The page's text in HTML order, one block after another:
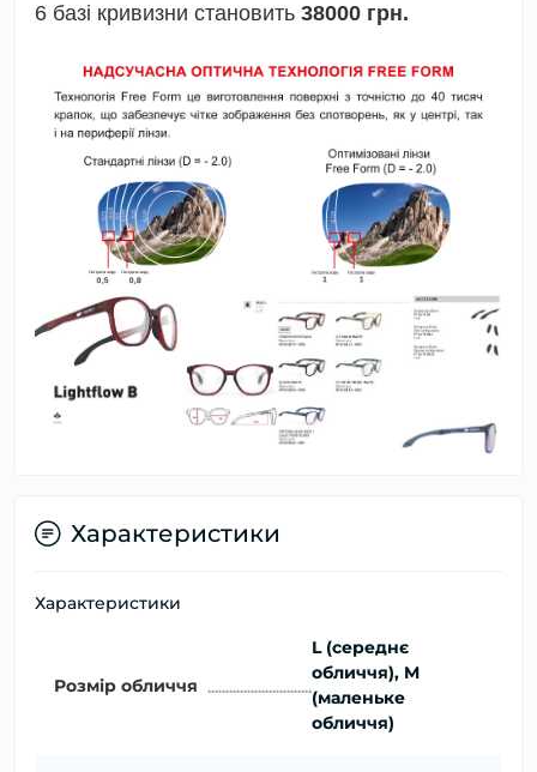
6 базі кривизни становить 38000 грн.
Характеристики
Характеристики
Розмір обличчя
L (середнє
обличчя), M
(маленьке
обличчя)